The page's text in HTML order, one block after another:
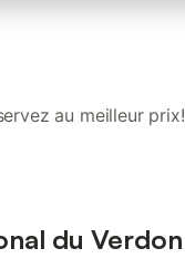
au meilleur prix!
du Verdon